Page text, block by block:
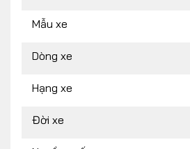
Mẫu xe
Dòng xe
Hạng xe
Đời xe